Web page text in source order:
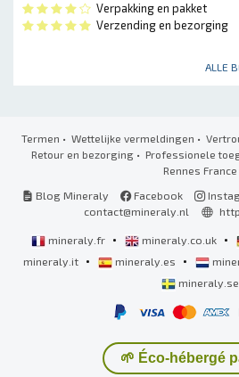
Verpakking en pakket
Verzending en bezorging
ALLE
Termen • Wettelijke vermeldingen •
Retour en bezorging• Professionele
Rennes France
Blog Mineraly
Facebook
contact@mineraly.nl
mineraly.fr • mineraly.co.uk •
mineraly.it • mineraly.es •
mineraly.se
🌱 Éco-hébergé